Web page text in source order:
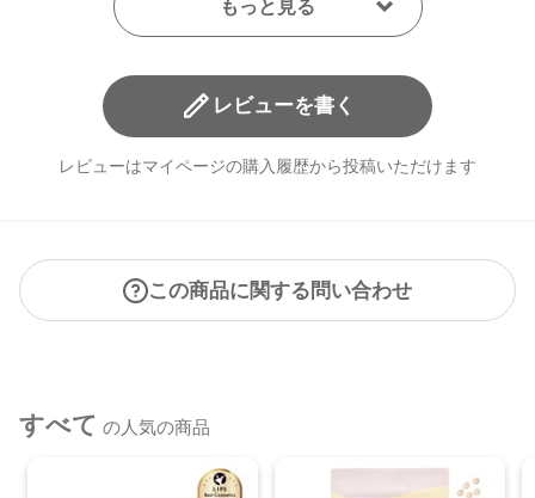
承ください。
商品によっては、お届けまで１～２週間かかる場合がござい
ますので予めご了承ください。
●パッケージはリニューアル等の理由により、写真と異なる場
載と異なる場合がございます。
●予告なくパッケージ仕様が変更になる場合がございます。
レビューを書く
レビューはマイページの購入履歴から投稿いただけます
この商品に関する問い合わせ
すべて の人気の商品